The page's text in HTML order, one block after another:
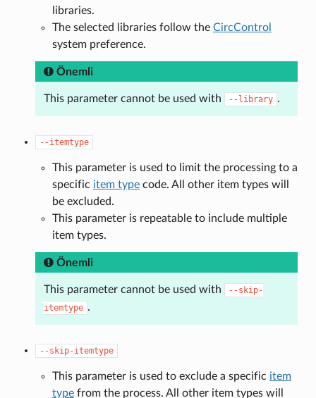
libraries.
The selected libraries follow the CircControl
system preference.
Önemli
This parameter cannot be used with --library .
--itemtype
This parameter is used to limit the processing to a
specific item typecode. All other item types will
be excluded.
This parameter is repeatable to include multiple
item types.
Önemli
This parameter cannot be used with
--skip-
itemtype .
--skip-itemtype
This parameter is used to exclude a specific item
typefrom the process. All other item types will